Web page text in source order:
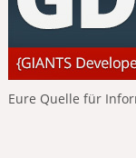
Eure Quelle für